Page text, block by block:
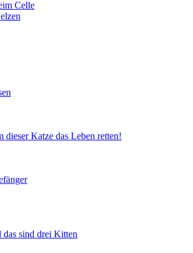
Celle
dieser Katze das Leben retten!
das sind drei Kitten